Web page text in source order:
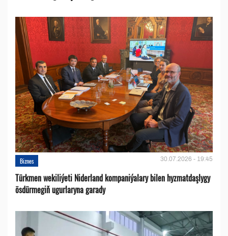
Biznes 30.07.2026 - 19:45
Türkmen wekiliýeti Niderland kompaniýalary bilen hyzmatdaşlygy
ösdürmegiň ugurlaryna garady